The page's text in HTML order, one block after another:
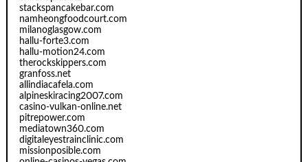
stackspancakebar.com
namheongfoodcourt.com
milanoglasgow.com
hallu-forte3.com
hallu-motion24.com
therockskippers.com
granfoss.net
allindiacafela.com
alpineskiracing2007.com
casino-vulkan-online.net
pitrepower.com
mediatown360.com
digitaleyestrainclinic.com
missionposible.com